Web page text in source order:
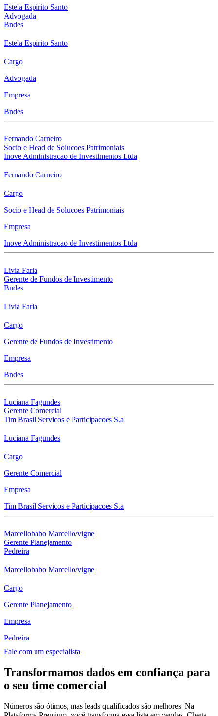
Estela Espirito Santo
Advogada
Bndes
Estela Espirito Santo
Cargo
Advogada
Empresa
Bndes
Fernando Carneiro
Socio e Head de Solucoes Patrimoniais
Inove Administracao de Investimentos Ltda
Fernando Carneiro
Cargo
Socio e Head de Solucoes Patrimoniais
Empresa
Inove Administracao de Investimentos Ltda
Livia Faria
Gerente de Fundos de Investimento
Bndes
Livia Faria
Cargo
Gerente de Fundos de Investimento
Empresa
Bndes
Luciana Fagundes
Gerente Comercial
Tim Brasil Servicos e Participacoes S.a
Luciana Fagundes
Cargo
Gerente Comercial
Empresa
Tim Brasil Servicos e Participacoes S.a
Marcellobabo Marcello/vigne
Gerente Planejamento
Pedreira
Marcellobabo Marcello/vigne
Cargo
Gerente Planejamento
Empresa
Pedreira
Fale com um especialista
Transformamos dados em confiança para
o seu time comercial
Números são ótimos, mas leads qualificados são melhores. Na